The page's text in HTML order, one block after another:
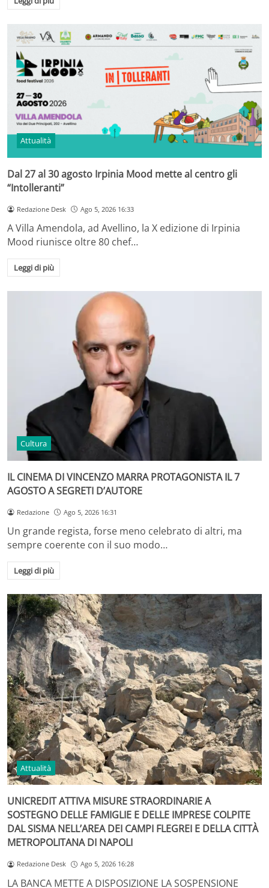
Attualità
Dal 27 al 30 agosto Irpinia Mood mette al centro gli
“Intolleranti”
Redazione Desk Ago 5, 2026 16:33
A Villa Amendola, ad Avellino, la X edizione di Irpinia
Mood riunisce oltre 80 chef…
Leggi di più
Cultura
IL CINEMA DI VINCENZO MARRA PROTAGONISTA IL 7
AGOSTO A SEGRETI D’AUTORE
Redazione Ago 5, 2026 16:31
Un grande regista, forse meno celebrato di altri, ma
sempre coerente con il suo modo…
Leggi di più
Attualità
UNICREDIT ATTIVA MISURE STRAORDINARIE A
SOSTEGNO DELLE FAMIGLIE E DELLE IMPRESE COLPITE
DAL SISMA NELL’AREA DEI CAMPI FLEGREI E DELLA CITTÀ
METROPOLITANA DI NAPOLI
Redazione Desk Ago 5, 2026 16:28
LA BANCA METTE A DISPOSIZIONE LA SOSPENSIONE